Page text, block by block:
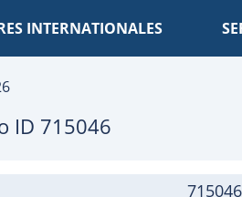
INTERNATIONALES
ID 715046
715046